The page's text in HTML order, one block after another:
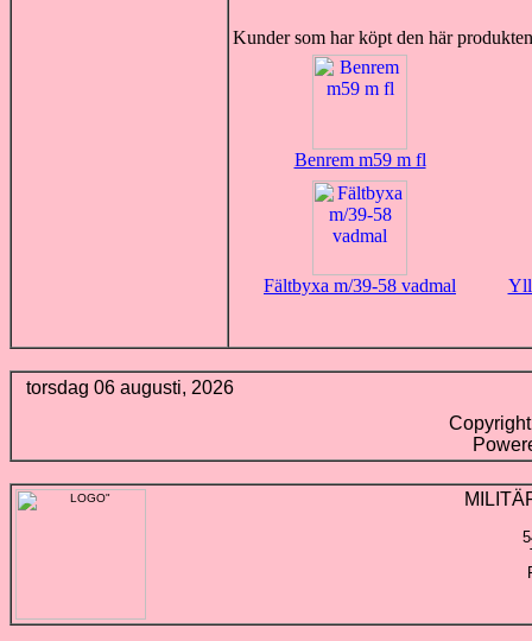
Kunder som har köpt den här
Benrem m59 m fl
Fältbyxa m/39-58 vadmal
torsdag 06 augusti, 2026